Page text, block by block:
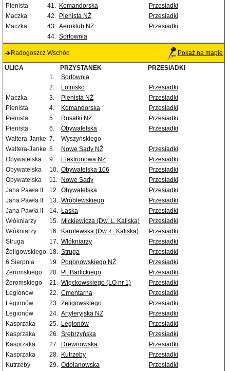
Pienista
41. Komandorska
Przesiadki
Maczka
42. Pienista NŻ
Przesiadki
Maczka
43. Aeroklub NŻ
Przesiadki
44. Sortownia
Radogoszcz Wschód Pokaż na mapie
ULICA PRZYSTANEK
PRZESIADKI
1.
Sortownia
2.
Lotnisko
Przesiadki
Maczka
3. Pienista NŻ
Przesiadki
Pienista
4. Komandorska
Przesiadki
Pienista
5. Rusałki NŻ
Przesiadki
Pienista
6. Obywatelska
Przesiadki
Waltera-Janke 7.
Wyszyńskiego
Waltera-Janke 8. Nowe Sady NŻ
Przesiadki
Obywatelska
9. Elektronowa NŻ
Przesiadki
Obywatelska
10. Obywatelska 106
Przesiadki
Obywatelska
11. Nowe Sady
Przesiadki
Jana Pawła II
12. Obywatelska
Przesiadki
Jana Pawła II
13. Wróblewskiego
Przesiadki
Jana Pawła II
14. Łaska
Przesiadki
Włókniarzy
15. Mickiewicza (Dw. Ł. Kaliska)
Przesiadki
Włókniarzy
16. Karolewska (Dw. Ł. Kaliska)
Przesiadki
Struga
17. Włókniarzy
Przesiadki
Żeligowskiego 18. Struga
Przesiadki
6 Sierpnia
19. Pogonowskiego NŻ
Przesiadki
Żeromskiego
20. Pl. Barlickiego
Przesiadki
Żeromskiego
21. Więckowskiego (LO nr 1)
Przesiadki
Legionów
22. Cmentarna
Przesiadki
Legionów
23. Żeligowskiego
Przesiadki
Legionów
24. Artyleryjska NŻ
Przesiadki
Kasprzaka
25. Legionów
Przesiadki
Kasprzaka
26. Srebrzyńska
Przesiadki
Kasprzaka
27. Drewnowska
Przesiadki
Kasprzaka
28. Kutrzeby
Przesiadki
Kutrzeby
29. Odolanowska Przesiadki